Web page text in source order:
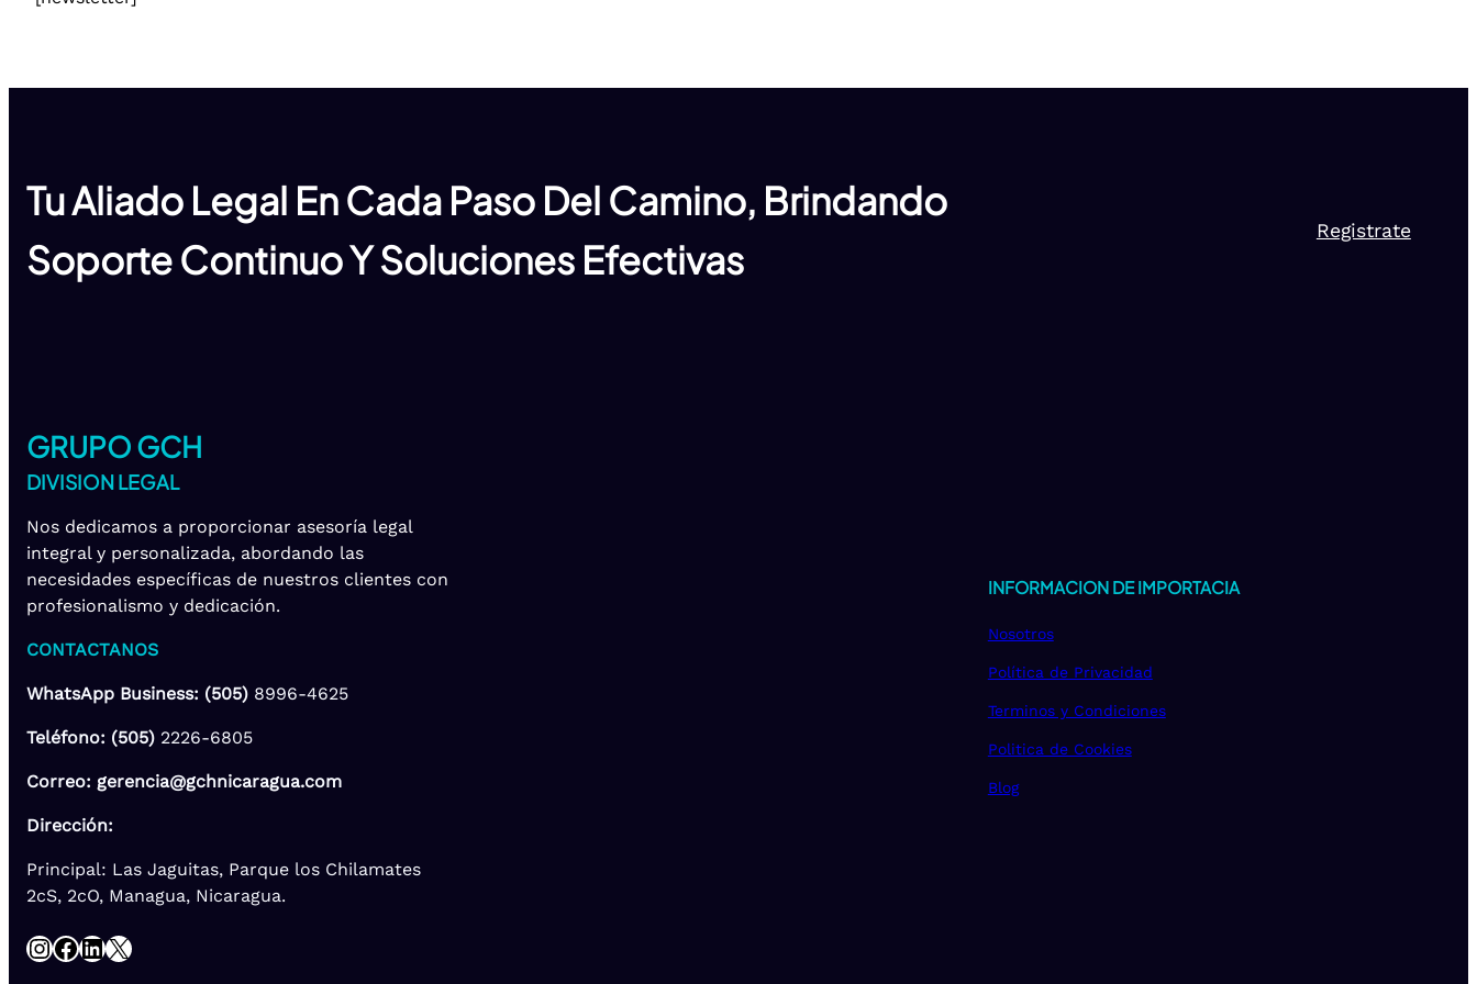
Tu Aliado Legal En Cada Paso Del Camino, Brindando
Soporte Continuo Y Soluciones Efectivas
Registrate
GRUPO GCH
DIVISION LEGAL
Nos dedicamos a proporcionar asesoría legal
integral y personalizada, abordando las
necesidades específicas de nuestros clientes con
profesionalismo y dedicación.
CONTACTANOS
WhatsApp Business: (505) 8996-4625
Teléfono: (505) 2226-6805
Correo: gerencia@gchnicaragua.com
Dirección:
Principal: Las Jaguitas, Parque los Chilamates
2cS, 2cO, Managua, Nicaragua.
InstagramFacebook LinkedIn X
INFORMACION DE IMPORTACIA
Nosotros
Política de Privacidad
Terminos y Condiciones
Politica de Cookies
Blog